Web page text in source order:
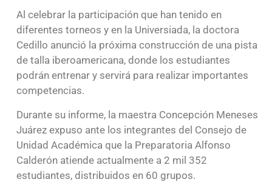
Al celebrar la participación que han tenido en
diferentes torneos y en la Universiada, la doctora
Cedillo anunció la próxima construcción de una pista
de talla iberoamericana, donde los estudiantes
podrán entrenar y servirá para realizar importantes
competencias.
Durante su informe, la maestra Concepción Meneses
Juárez expuso ante los integrantes del Consejo de
Unidad Académica que la Preparatoria Alfonso
Calderón atiende actualmente a 2 mil 352
estudiantes, distribuidos en 60 grupos.